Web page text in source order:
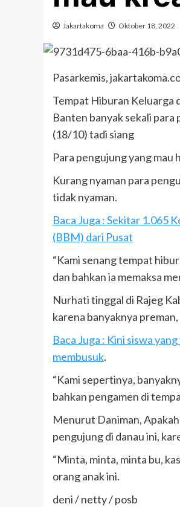
Jakartakoma Oktober 18, 2022
Pasarkemis,
Tempat Hiburan Keluarga
Banten banyak sekali para
(18/10) tadi siang
Para pengujung yang mau
Kurang nyaman para
tidak nyaman.
Baca Juga : Sekitar 1.065
(BBM) dari Pusat
“Kami senang tempat
dan bahkan ia memaksa
Nurhati tinggal di Rajeg
karena banyaknya
Baca Juga : Kini siswa
membusuk.
“Kami sepertinya,
bahkan pengamen di
Menurut Daniman,
pengujung di danau ini,
“Minta, minta, minta bu,
orang anak ini.
deni / netty / posb